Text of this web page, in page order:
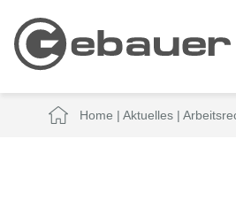
Home | Aktuelles|